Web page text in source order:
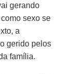
gerando
sexo se
a
gerido pelos
família.